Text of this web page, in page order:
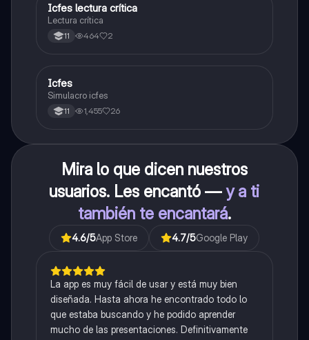
Lengua Castellana
Icfes lectura crítica
Lectura crítica
11 464 2
ICFES: Sociales y Ciudadanas
Icfes
Simulacro icfes
11 1,455 26
Mira lo que dicen nuestros
usuarios. Les encantó —y a ti
también te encantará.
4.6/5App Store 4.7/5Google Play
La app es muy fácil de usar y está muy bien
diseñada. Hasta ahora he encontrado todo lo
que estaba buscando y he podido aprender
mucho de las presentaciones. Definitivamente